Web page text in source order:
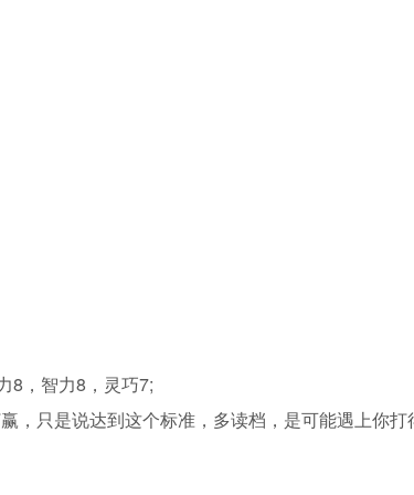
，智力8，灵巧7;
只是说达到这个标准，多读档，是可能遇上你打